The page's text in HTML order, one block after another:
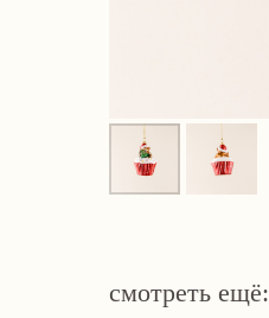
смотреть ещё: